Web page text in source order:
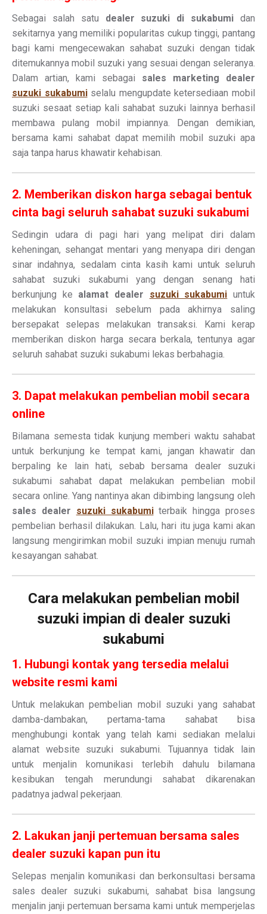
Sebagai salah satu dealer suzuki di sukabumidan
sekitarnya yang memiliki popularitas cukup tinggi, pantang
bagi kami mengecewakan sahabat suzuki dengan tidak
ditemukannya mobil suzuki yang sesuai dengan seleranya.
Dalam artian, kami sebagai sales marketing dealer
suzuki sukabumiselalu mengupdate ketersediaan mobil
suzuki sesaat setiap kali sahabat suzuki lainnya berhasil
membawa pulang mobil impiannya. Dengan demikian,
bersama kami sahabat dapat memilih mobil suzuki apa
saja tanpa harus khawatir kehabisan.
2. Memberikan diskon harga sebagai bentuk
cinta bagi seluruh sahabat suzuki sukabumi
Sedingin udara di pagi hari yang melipat diri dalam
keheningan, sehangat mentari yang menyapa diri dengan
sinar indahnya, sedalam cinta kasih kami untuk seluruh
sahabat suzuki sukabumi yang dengan senang hati
berkunjung ke alamat dealer suzuki sukabumi untuk
melakukan konsultasi sebelum pada akhirnya saling
bersepakat selepas melakukan transaksi. Kami kerap
memberikan diskon harga secara berkala, tentunya agar
seluruh sahabat suzuki sukabumi lekas berbahagia.
3. Dapat melakukan pembelian mobil secara
online
Bilamana semesta tidak kunjung memberi waktu sahabat
untuk berkunjung ke tempat kami, jangan khawatir dan
berpaling ke lain hati, sebab bersama dealer suzuki
sukabumi sahabat dapat melakukan pembelian mobil
secara online. Yang nantinya akan dibimbing langsung oleh
sales dealer suzuki sukabumiterbaik hingga proses
pembelian berhasil dilakukan. Lalu, hari itu juga kami akan
langsung mengirimkan mobil suzuki impian menuju rumah
kesayangan sahabat.
Cara melakukan pembelian mobil
suzuki impian di dealer suzuki
sukabumi
1. Hubungi kontak yang tersedia melalui
website resmi kami
Untuk melakukan pembelian mobil suzuki yang sahabat
damba-dambakan, pertama-tama sahabat bisa
menghubungi kontak yang telah kami sediakan melalui
alamat website suzuki sukabumi. Tujuannya tidak lain
untuk menjalin komunikasi terlebih dahulu bilamana
kesibukan tengah merundungi sahabat dikarenakan
padatnya jadwal pekerjaan.
2. Lakukan janji pertemuan bersama sales
dealer suzuki kapan pun itu
Selepas menjalin komunikasi dan berkonsultasi bersama
sales dealer suzuki sukabumi, sahabat bisa langsung
menjalin janji pertemuan bersama kami untuk memperjelas